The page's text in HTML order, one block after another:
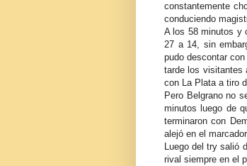
constantemente
conduciendo
A los 58 minutos y
27 a 14, sin
pudo descontar
tarde los visitantes
con La Plata a tiro
Pero Belgrano no
minutos luego de
terminaron con
alejó en el
Luego del try salió
rival siempre en el